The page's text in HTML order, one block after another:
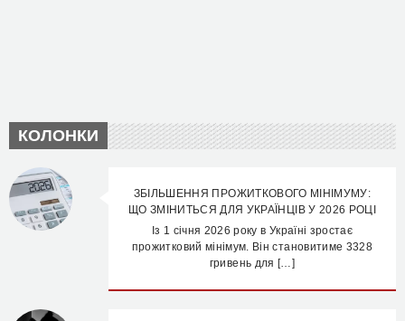
КОЛОНКИ
ЗБІЛЬШЕННЯ ПРОЖИТКОВОГО МІНІМУМУ:
ЩО ЗМІНИТЬСЯ ДЛЯ УКРАЇНЦІВ У 2026 РОЦІ
Із 1 січня 2026 року в Україні зростає
прожитковий мінімум. Він становитиме 3328
гривень для […]